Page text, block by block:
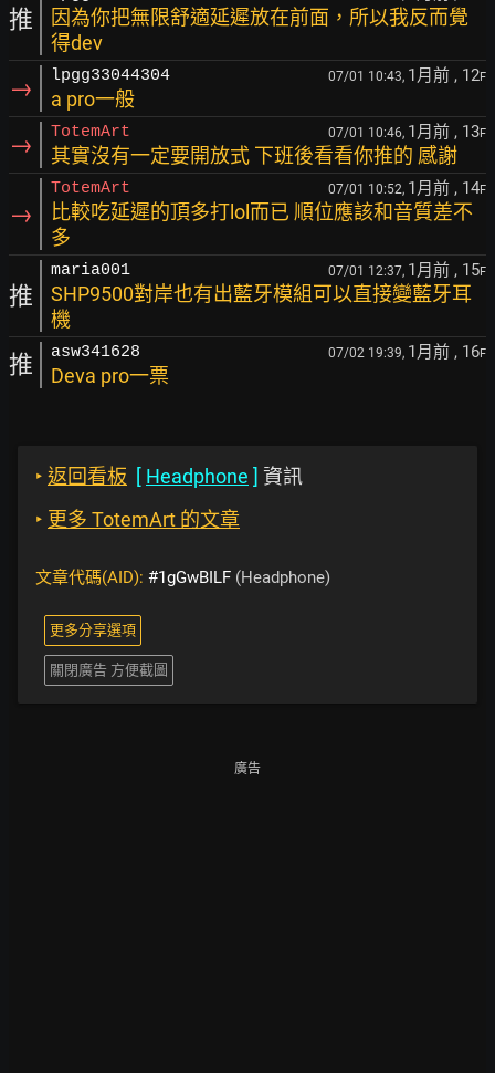
推
因為你把無限舒適延遲放在前面，所以我反而覺
得dev
→ lpgg33044304 07/01 10:43, 1月前 , 12F
a pro一般
→ TotemArt 07/01 10:46, 1月前 , 13F
其實沒有一定要開放式 下班後看看你推的 感謝
→
TotemArt 07/01 10:52, 1月前 , 14F
比較吃延遲的頂多打lol而已 順位應該和音質差不
多
推
maria001 07/01 12:37, 1月前 , 15F
SHP9500對岸也有出藍牙模組可以直接變藍牙耳
機
推 asw341628 07/02 19:39, 1月前 , 16F
Deva pro一票
‣ 返回看板 [ Headphone ] 資訊
‣ 更多 TotemArt 的文章
文章代碼(AID): #1gGwBILF (Headphone)
更多分享選項
關閉廣告 方便截圖
廣告